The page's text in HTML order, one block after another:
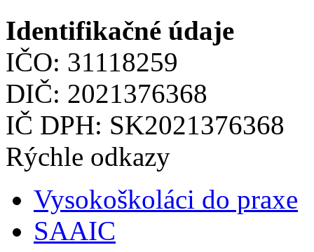
Identifikačné údaje
IČO: 31118259
DIČ: 2021376368
IČ DPH: SK2021376368
Rýchle odkazy
Vysokoškoláci do praxe
SAAIC